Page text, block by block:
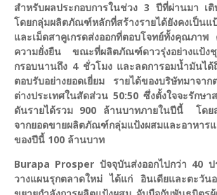
สำหรับผลประกอบการในช่วง 3 ปีที่ผ่านมา เ
โดยกลุ่มผลิตภัณฑ์หลักที่สร้างรายได้ยังคงเป็น
และเม็ดสาคูเกรดส่งออกที่ตอบโจทย์ทั้งคุณภา
ความยั่งยืน ขณะที่ผลิตภัณฑ์ดาวรุ่งอย่างแป้
กรอบนานถึง 4 ชั่วโมง และลดการอมน้ำมันได้
ตอบรับอย่างยอดเยี่ยม รายได้ของบริษัทมาจาก
ต่างประเทศในสัดส่วน 50:50 ซึ่งตั้งใจจะรักษ
ดันรายได้รวม 900 ล้านบาทภายในปีนี้ โดย
จากยอดขายผลิตภัณฑ์กลุ่มแป้งผสมและอาหาร
ของปีนี้ 100 ล้านบาท
Burapa Prosper ปัจจุบันส่งออกไปกว่า 40 ป
วางแผนรุกตลาดใหม่ ได้แก่ อินเดียและตะวัน